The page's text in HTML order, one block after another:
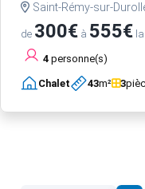
Saint-Rémy-sur-
de 300€ à 555€
4 personne(s)
Chalet 43m² 3